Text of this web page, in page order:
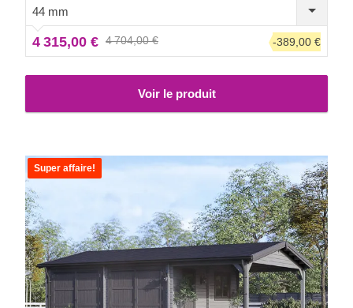
invités. CLASSIC est un petit bijou qui apporte de grands
avantages !
44 mm
4 315,00 € 4 704,00 € -389,00 €
Voir le produit
Super affaire!